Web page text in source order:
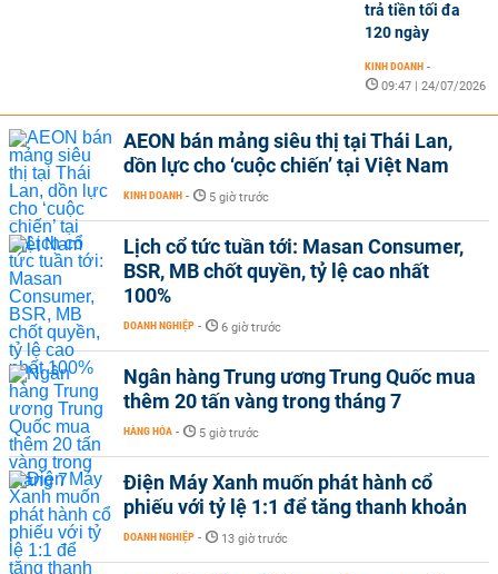
trả tiền tối đa
120 ngày
KINH DOANH -
09:47 | 24/07/2026
AEON bán mảng siêu thị tại Thái Lan,
dồn lực cho ‘cuộc chiến’ tại Việt Nam
KINH DOANH - 5 giờ trước
Lịch cổ tức tuần tới: Masan Consumer,
BSR, MB chốt quyền, tỷ lệ cao nhất
100%
DOANH NGHIỆP - 6 giờ trước
Ngân hàng Trung ương Trung Quốc mua
thêm 20 tấn vàng trong tháng 7
HÀNG HÓA - 5 giờ trước
Điện Máy Xanh muốn phát hành cổ
phiếu với tỷ lệ 1:1 để tăng thanh khoản
DOANH NGHIỆP - 13 giờ trước